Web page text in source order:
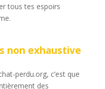
tous tes espoirs
non exhaustive
perdu.org, c’est que
des